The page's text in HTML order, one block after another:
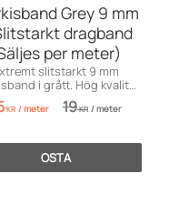
Grey 9 mm
dragband
per meter)
slitstarkt 9 mm
i grått. Hög kvalitet
Säljes per
meter!
KR /meter 19KR /meter
OSTA